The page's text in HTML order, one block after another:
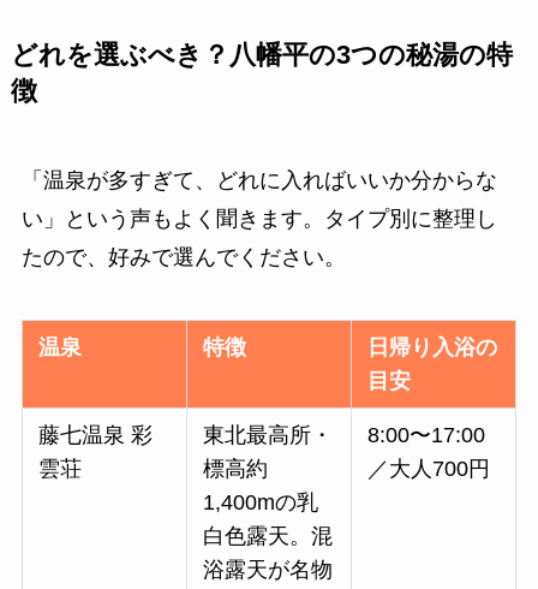
どれを選ぶべき？八幡平の3つの秘湯の特
徴
「温泉が多すぎて、どれに入ればいいか分からな
い」という声もよく聞きます。タイプ別に整理し
たので、好みで選んでください。
温泉 特徴
日帰り入浴の
目安
藤七温泉 彩
雲荘
東北最高所・
標高約
1,400mの乳
白色露天。混
浴露天が名物
8:00〜17:00
／大人700円